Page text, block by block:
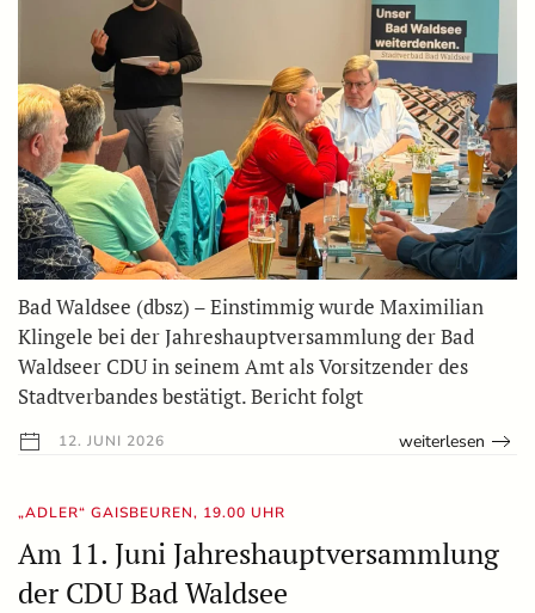
Bad Waldsee (dbsz) – Einstimmig wurde Maximilian
Klingele bei der Jahreshauptversammlung der Bad
Waldseer CDU in seinem Amt als Vorsitzender des
Stadtverbandes bestätigt. Bericht folgt
12. JUNI 2026 weiterlesen
„ADLER“ GAISBEUREN, 19.00 UHR
Am 11. Juni Jahreshauptversammlung
der CDU Bad Waldsee